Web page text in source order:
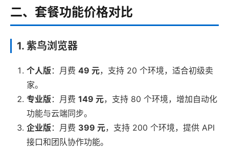
二、套餐功能价格对比
1. 紫鸟浏览器
个人版：月费 49 元，支持 20 个环境，适合初级卖
家。
专业版：月费 149 元，支持 80 个环境，增加自动化
功能与云端同步。
企业版：月费 399 元，支持 200 个环境，提供 API
接口和团队协作功能。